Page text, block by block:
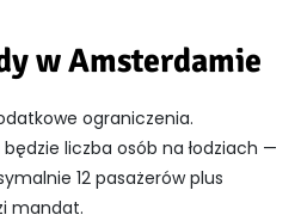
w Amsterdamie
ograniczenia.
liczba osób na łodziach —
12 pasażerów plus
mandat.